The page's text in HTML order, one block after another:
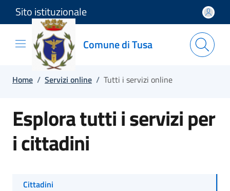
Salta e vai al contenuto
Salta e vai al footer
Sito istituzionale
Comune di Tusa
Home / Servizi online / Tutti i servizi online
Esplora tutti i servizi per
i cittadini
Cittadini